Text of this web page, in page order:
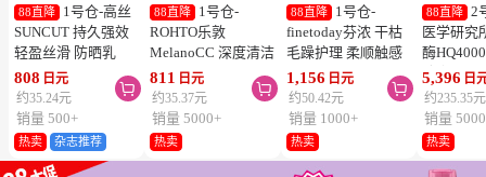
88直降
1号仓-高丝
SUNCUT 持久强效
轻盈丝滑 防晒乳
SPF50+ PA++++
50ml
808 日元
约35.24元

销量 500+
热卖 杂志推荐
88直降
1号仓-
ROHTO乐敦
MelanoCC 深度清洁
酵素洗面奶 130g
811 日元
约35.37元

销量 5000+
热卖
88直降
1号仓-
finetoday芬浓 干枯
毛躁护理 柔顺触感
滋润修护 发膜 230g
1,156 日元
约50.42元

销量 1000+
热卖
88直降
2
医学研究
酶
胶囊 促
降三高
5,396 日
约235.35元
销量
热卖